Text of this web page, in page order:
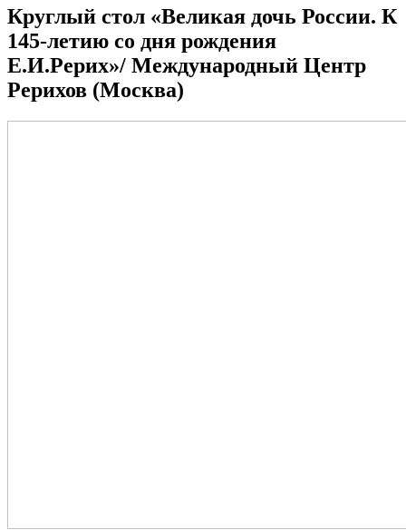
Круглый стол «Великая дочь России. К
145-летию со дня рождения
Е.И.Рерих»/ Международный Центр
Рерихов (Москва)